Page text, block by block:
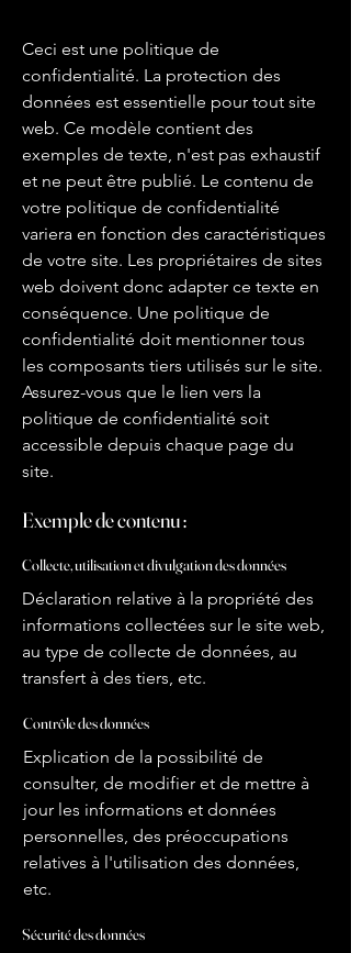
Ceci est une politique de
confidentialité. La protection des
données est essentielle pour tout site
web. Ce modèle contient des
exemples de texte, n'est pas exhaustif
et ne peut être publié. Le contenu de
votre politique de confidentialité
variera en fonction des caractéristiques
de votre site. Les propriétaires de sites
web doivent donc adapter ce texte en
conséquence. Une politique de
confidentialité doit mentionner tous
les composants tiers utilisés sur le site.
Assurez-vous que le lien vers la
politique de confidentialité soit
accessible depuis chaque page du
site.
Exemple de contenu :
Collecte, utilisation et divulgation des données
Déclaration relative à la propriété des
informations collectées sur le site web,
au type de collecte de données, au
transfert à des tiers, etc.
Contrôle des données
Explication de la possibilité de
consulter, de modifier et de mettre à
jour les informations et données
personnelles, des préoccupations
relatives à l'utilisation des données,
etc.
Sécurité des données